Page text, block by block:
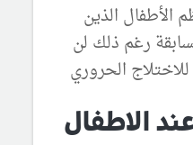
الأطفال الذين
رغم ذلك لن
الحروري
الاطفال